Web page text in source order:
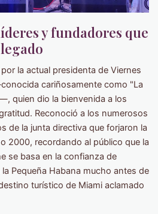
y fundadores que
la actual presidenta de Viernes
cariñosamente como "La
quien dio la bienvenida a los
Reconoció a los numerosos
de la junta directiva que forjaron la
2000, recordando al público que la
se basa en la confianza de
Pequeña Habana mucho antes de
turístico de Miami aclamado